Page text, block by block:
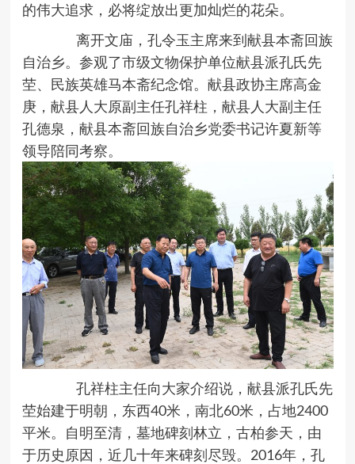
的伟大追求，必将绽放出更加灿烂的花朵。
离开文庙，孔令玉主席来到献县本斋回族
自治乡。参观了市级文物保护单位献县派孔氏先
茔、民族英雄马本斋纪念馆。献县政协主席高金
庚，献县人大原副主任孔祥柱，献县人大副主任
孔德泉，献县本斋回族自治乡党委书记许夏新等
领导陪同考察。
孔祥柱主任向大家介绍说，献县派孔氏先
茔始建于明朝，东西40米，南北60米，占地2400
平米。自明至清，墓地碑刻林立，古柏参天，由
于历史原因，近几十年来碑刻尽毁。2016年，孔